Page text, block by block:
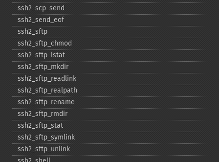
ssh2_​scp_​send
ssh2_​send_​eof
ssh2_​sftp
ssh2_​sftp_​chmod
ssh2_​sftp_​lstat
ssh2_​sftp_​mkdir
ssh2_​sftp_​readlink
ssh2_​sftp_​realpath
ssh2_​sftp_​rename
ssh2_​sftp_​rmdir
ssh2_​sftp_​stat
ssh2_​sftp_​symlink
ssh2_​sftp_​unlink